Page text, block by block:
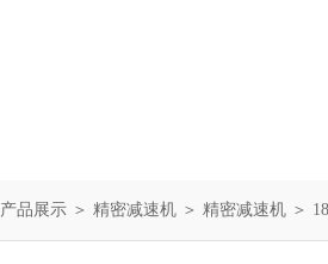
产品展示 ＞ 精密减速机 ＞ 精密减速机 ＞